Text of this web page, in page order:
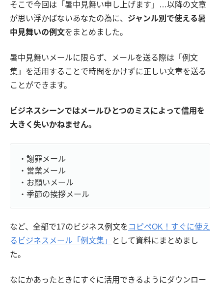
そこで今回は「暑中見舞い申し上げます」…以降の文章
が思い浮かばないあなたの為に、 ジャンル別で使える暑
中見舞いの例文をまとめました。
暑中見舞いメールに限らず、メールを送る際は「例文
集」を活用することで時間をかけずに正しい文章を送る
ことができます。
ビジネスシーンではメールひとつのミスによって信用を
大きく失いかねません。
・謝罪メール
・営業メール
・お願いメール
・季節の挨拶メール
など、全部で17のビジネス例文を コピペOK！すぐに使え
るビジネスメール「例文集」
として資料にまとめまし
た。
なにかあったときにすぐに活用できるようにダウンロー